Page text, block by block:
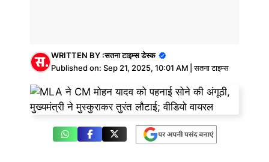
WRITTEN BY :सतना टाइम्स डेस्क
Published on: Sep 21, 2025, 10:01 AM |सतना टाइम्स